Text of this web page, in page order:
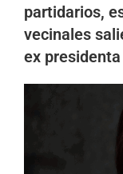
partidarios,
vecinales
ex